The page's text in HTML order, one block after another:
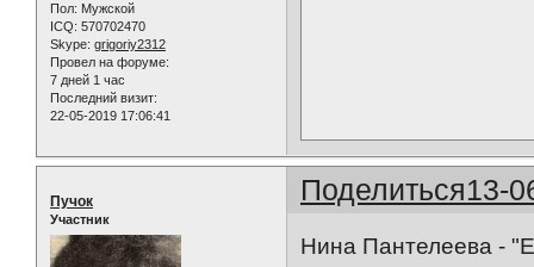
Пол: Мужской
ICQ: 570702470
Skype: grigoriy2312
Провел на форуме:
7 дней 1 час
Последний визит:
22-05-2019 17:06:41
Поделиться13-
Пучок
Участник
Нина Пантелеева -